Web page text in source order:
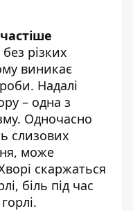
без різких
виникає
Надалі
– одна з
Одночасно
слизових
може
скаржаться
біль під час